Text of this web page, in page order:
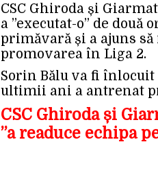
CSC Ghiroda și
a ”executat-o” de
primăvară și a ajuns
promovarea în Liga 2.
Sorin Bălu va fi
ultimii ani a antrenat
CSC Ghiroda și
”a readuce echipa